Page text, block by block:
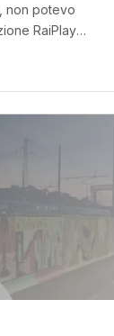
non potevo
RaiPlay